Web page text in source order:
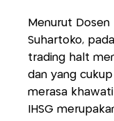
Menurut Dosen
Suhartoko,
trading halt
dan yang
merasa
IHSG